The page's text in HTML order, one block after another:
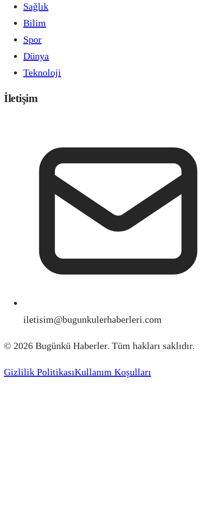
Sağlık
Bilim
Spor
Dünya
Teknoloji
İletişim
iletisim@bugunkulerhaberleri.com
© 2026 Bugünkü Haberler. Tüm hakları saklıdır.
Gizlilik PolitikasıKullanım Koşulları